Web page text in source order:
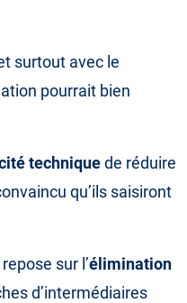
surtout avec le
pourrait bien
techniquede réduire
qu’ils saisiront
sur l’élimination
d’intermédiaires